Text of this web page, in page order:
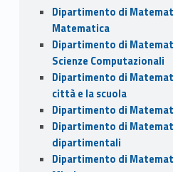
Dipartimento di
Matematica
Dipartimento di
Scienze Computazionali
Dipartimento di
città e la scuola
Dipartimento di
Dipartimento di
dipartimentali
Dipartimento di